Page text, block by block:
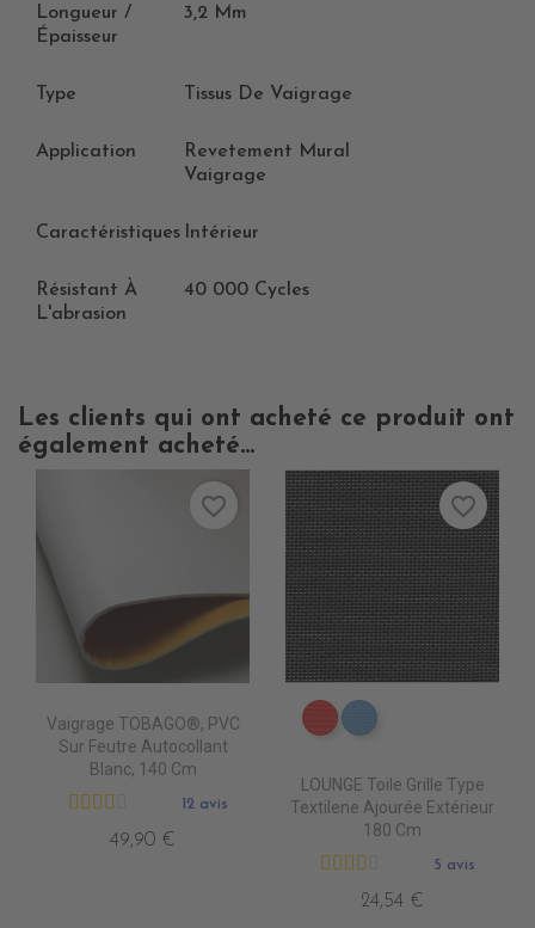
Longueur /
Épaisseur
3,2 Mm
Type Tissus De Vaigrage
Application
Revetement Mural
Vaigrage
Caractéristiques Intérieur
Résistant À
L'abrasion
40 000 Cycles
Les clients qui ont acheté ce produit ont
également acheté...
Vaigrage TOBAGO®, PVC
Sur Feutre Autocollant
Blanc, 140 Cm
12 avis
49,90 €
favorite_border
DB0208 ROUGE
DB0224 CIEL
LOUNGE Toile Grille Type
Textilene Ajourée Extérieur
180 Cm
5 avis
24,54 €
favorite_border